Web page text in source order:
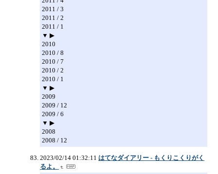
2011 / 3
2011 / 2
2011 / 1
▼ ▶
2010
2010 / 8
2010 / 7
2010 / 2
2010 / 1
▼ ▶
2009
2009 / 12
2009 / 6
▼ ▶
2008
2008 / 12
2023/02/14 01:32:11 はてなダイアリー - もくりこくりがく
るよ。